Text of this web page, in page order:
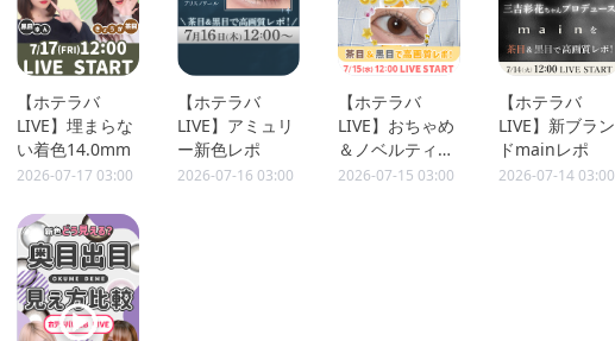
【ホテラバ
LIVE】埋まらな
い着色14.0mm
2026-07-17 03:00
【ホテラバ
LIVE】アミュリ
ー新色レポ
2026-07-16 03:00
【ホテラバ
LIVE】おちゃめ
＆ノベルティ紹
介
2026-07-15 03:00
【ホテラバ
LIVE】新ブラン
ドmainレポ
2026-07-14 03:00